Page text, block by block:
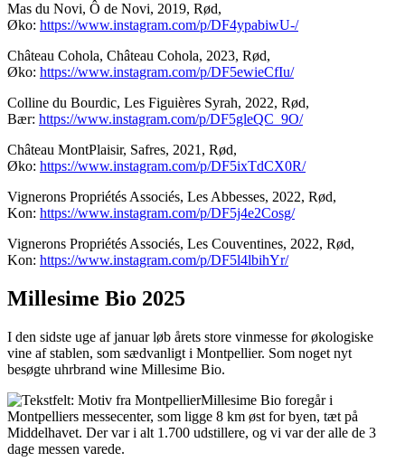
Mas du Novi, Ô de Novi, 2019, Rød,
Øko: https://www.instagram.com/p/DF4ypabiwU-/
Château Cohola, Château Cohola, 2023, Rød,
Øko: https://www.instagram.com/p/DF5ewieCfIu/
Colline du Bourdic, Les Figuières Syrah, 2022, Rød,
Bær: https://www.instagram.com/p/DF5gleQC_9O/
Château MontPlaisir, Safres, 2021, Rød,
Øko: https://www.instagram.com/p/DF5ixTdCX0R/
Vignerons Propriétés Associés, Les Abbesses, 2022, Rød,
Kon: https://www.instagram.com/p/DF5j4e2Cosg/
Vignerons Propriétés Associés, Les Couventines, 2022, Rød,
Kon: https://www.instagram.com/p/DF5l4lbihYr/
Millesime Bio 2025
I den sidste uge af januar løb årets store vinmesse for økologiske
vine af stablen, som sædvanligt i Montpellier. Som noget nyt
besøgte uhrbrand wine Millesime Bio.
Millesime Bio foregår i
Montpelliers messecenter, som ligge 8 km øst for byen, tæt på
Middelhavet. Der var i alt 1.700 udstillere, og vi var der alle de 3
dage messen varede.